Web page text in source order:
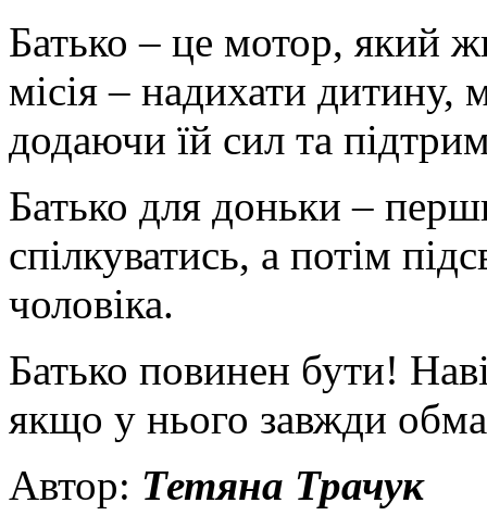
Батько – це мотор, який
місія – надихати дитину,
додаючи їй сил та
Батько для доньки –
спілкуватись, а потім
чоловіка.
Батько повинен бути!
якщо у нього завжди
Автор: Тетяна Трачук